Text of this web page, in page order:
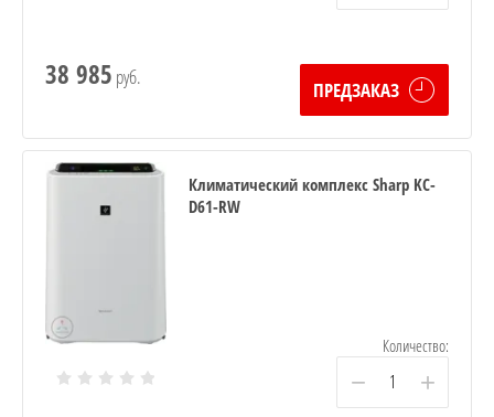
38 985 руб.
ПРЕДЗАКАЗ
Климатический комплекс Sharp KC-
D61-RW
Количество:
− +